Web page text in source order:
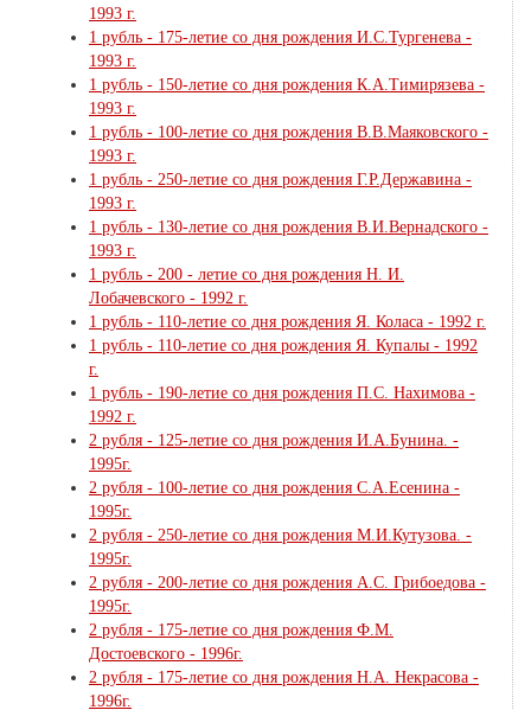
1993 г.
1 рубль - 175-летие со дня рождения И.С.Тургенева -
1993 г.
1 рубль - 150-летие со дня рождения К.А.Тимирязева -
1993 г.
1 рубль - 100-летие со дня рождения В.В.Маяковского -
1993 г.
1 рубль - 250-летие со дня рождения Г.Р.Державина -
1993 г.
1 рубль - 130-летие со дня рождения В.И.Вернадского -
1993 г.
1 рубль - 200 - летие со дня рождения Н. И.
Лобачевского - 1992 г.
1 рубль - 110-летие со дня рождения Я. Коласа - 1992 г.
1 рубль - 110-летие со дня рождения Я. Купалы - 1992
г.
1 рубль - 190-летие со дня рождения П.С. Нахимова -
1992 г.
2 рубля - 125-летие со дня рождения И.А.Бунина. -
1995г.
2 рубля - 100-летие со дня рождения С.А.Есенина -
1995г.
2 рубля - 250-летие со дня рождения М.И.Кутузова. -
1995г.
2 рубля - 200-летие со дня рождения А.С. Грибоедова -
1995г.
2 рубля - 175-летие со дня рождения Ф.М.
Достоевского - 1996г.
2 рубля - 175-летие со дня рождения Н.А. Некрасова -
1996г.